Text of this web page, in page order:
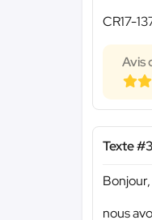
CR17-
Avis
Texte #3
Bonjour,
nous